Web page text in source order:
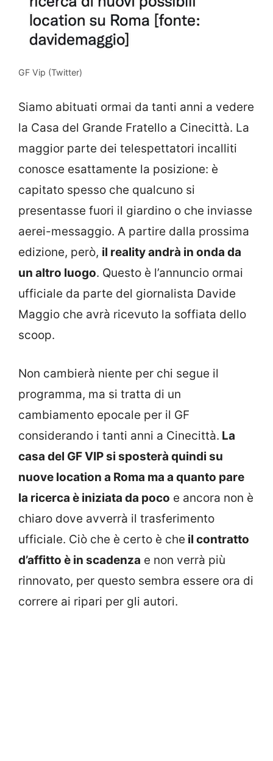
GF Vip (Twitter)
Siamo abituati ormai da tanti anni a vedere
la Casa del Grande Fratello a Cinecittà. La
maggior parte dei telespettatori incalliti
conosce esattamente la posizione: è
capitato spesso che qualcuno si
presentasse fuori il giardino o che inviasse
aerei-messaggio. A partire dalla prossima
edizione, però, il reality andrà in onda da
un altro luogo. Questo è l’annuncio ormai
ufficiale da parte del giornalista Davide
Maggio che avrà ricevuto la soffiata dello
scoop.
Non cambierà niente per chi segue il
programma, ma si tratta di un
cambiamento epocale per il GF
considerando i tanti anni a Cinecittà. La
casa del GF VIP si sposterà quindi su
nuove location a Roma ma a quanto pare
la ricerca è iniziata da poco e ancora non è
chiaro dove avverrà il trasferimento
ufficiale. Ciò che è certo è che il contratto
d’affitto è in scadenza e non verrà più
rinnovato, per questo sembra essere ora di
correre ai ripari per gli autori.